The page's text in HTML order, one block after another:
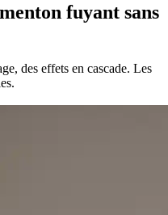
fuyant sans
des effets en cascade. Les